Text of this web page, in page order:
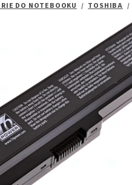
DO NOTEBOOKU / TOSHIBA /